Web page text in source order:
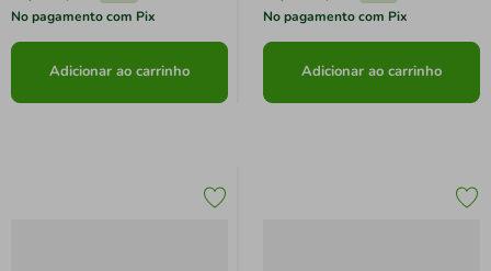
No pagamento com Pix
Adicionar ao carrinho
No pagamento com Pix
Adicionar ao carrinho